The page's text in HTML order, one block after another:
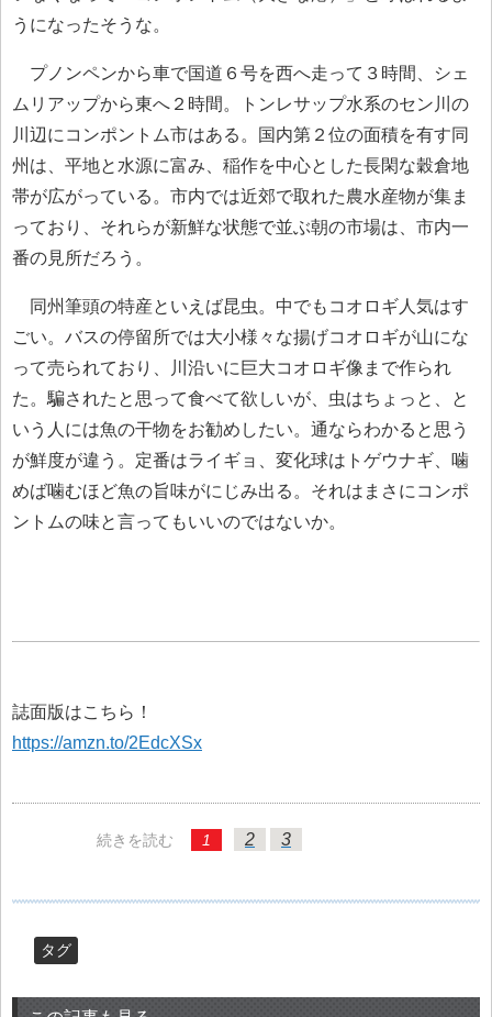
うになったそうな。
プノンペンから車で国道６号を西へ走って３時間、シェ
ムリアップから東へ２時間。トンレサップ水系のセン川の
川辺にコンポントム市はある。国内第２位の面積を有す同
州は、平地と水源に富み、稲作を中心とした長閑な穀倉地
帯が広がっている。市内では近郊で取れた農水産物が集ま
っており、それらが新鮮な状態で並ぶ朝の市場は、市内一
番の見所だろう。
同州筆頭の特産といえば昆虫。中でもコオロギ人気はす
ごい。バスの停留所では大小様々な揚げコオロギが山にな
って売られており、川沿いに巨大コオロギ像まで作られ
た。騙されたと思って食べて欲しいが、虫はちょっと、と
いう人には魚の干物をお勧めしたい。通ならわかると思う
が鮮度が違う。定番はライギョ、変化球はトゲウナギ、噛
めば噛むほど魚の旨味がにじみ出る。それはまさにコンポ
ントムの味と言ってもいいのではないか。
誌面版はこちら！
https://amzn.to/2EdcXSx
続きを読む 1 2 3
タグ